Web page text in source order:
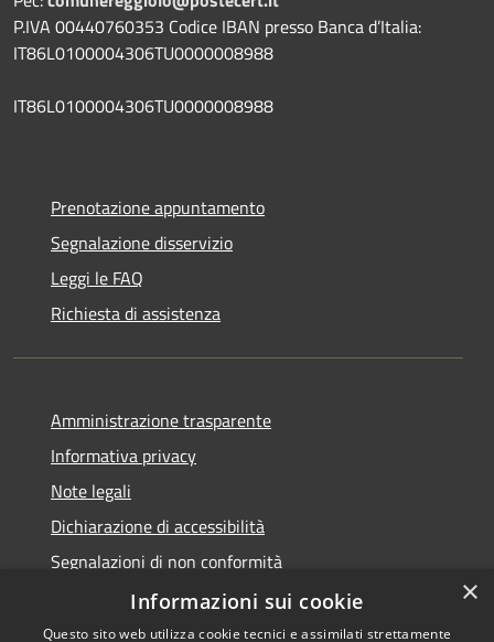
P.IVA 00440760353 Codice IBAN presso Banca d’Italia:
IT86L0100004306TU0000008988
IT86L0100004306TU0000008988
Prenotazione appuntamento
Segnalazione disservizio
Leggi le FAQ
Richiesta di assistenza
Amministrazione trasparente
Informativa privacy
Note legali
Dichiarazione di accessibilità
Segnalazioni di non conformità
×
Informazioni sui cookie
Questo sito web utilizza cookie tecnici e assimilati strettamente